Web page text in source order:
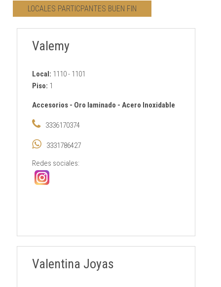
CONTACTO
LOCALES PARTICPANTES BUEN FIN
Valemy
Local: 1110 - 1101
Piso: 1
Accesorios- Oro laminado - Acero Inoxidable
3336170374
3331786427
Redes sociales:
Valentina Joyas